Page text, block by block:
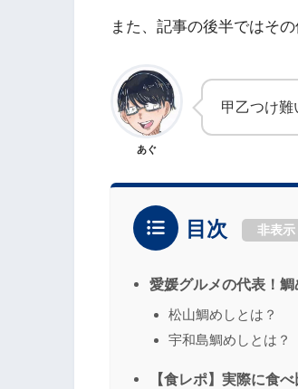
また、記事の後半ではそ
あぐ
甲乙つけ難
目次 非表示
愛媛グルメの代表！
松山鯛めしとは？
宇和島鯛めしとは？
【食レポ】実際に食